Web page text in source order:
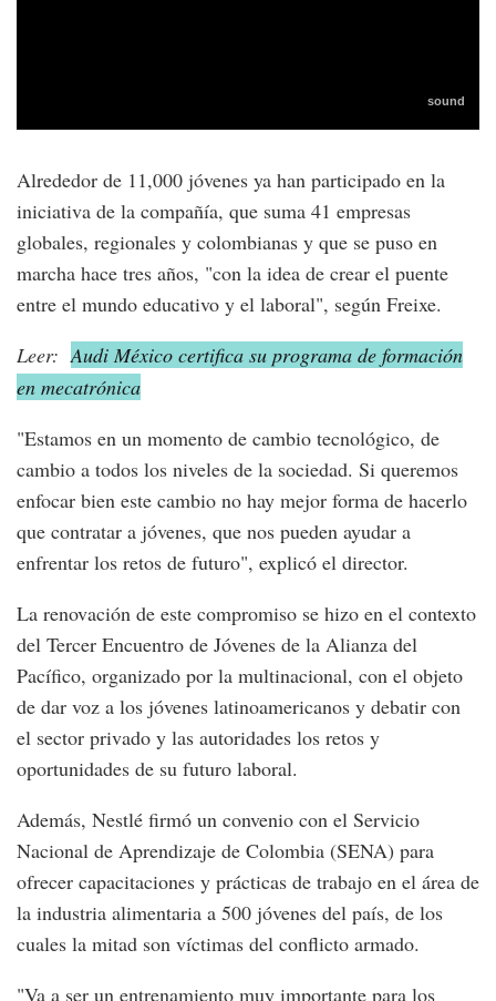
Alrededor de 11,000 jóvenes ya han participado en la
iniciativa de la compañía, que suma 41 empresas
globales, regionales y colombianas y que se puso en
marcha hace tres años, "con la idea de crear el puente
entre el mundo educativo y el laboral", según Freixe.
Leer: Audi México certifica su programa de formación
en mecatrónica
"Estamos en un momento de cambio tecnológico, de
cambio a todos los niveles de la sociedad. Si queremos
enfocar bien este cambio no hay mejor forma de hacerlo
que contratar a jóvenes, que nos pueden ayudar a
enfrentar los retos de futuro", explicó el director.
La renovación de este compromiso se hizo en el contexto
del Tercer Encuentro de Jóvenes de la Alianza del
Pacífico, organizado por la multinacional, con el objeto
de dar voz a los jóvenes latinoamericanos y debatir con
el sector privado y las autoridades los retos y
oportunidades de su futuro laboral.
Además, Nestlé firmó un convenio con el Servicio
Nacional de Aprendizaje de Colombia (SENA) para
ofrecer capacitaciones y prácticas de trabajo en el área de
la industria alimentaria a 500 jóvenes del país, de los
cuales la mitad son víctimas del conflicto armado.
"Va a ser un entrenamiento muy importante para los